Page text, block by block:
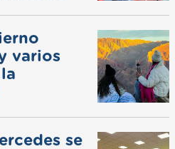
varios
se